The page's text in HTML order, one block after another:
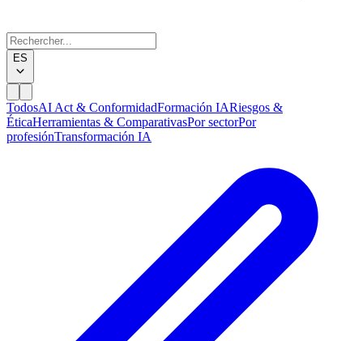
ES
TodosAI Act & ConformidadFormación IARiesgos &
ÉticaHerramientas & ComparativasPor sectorPor
profesiónTransformación IA